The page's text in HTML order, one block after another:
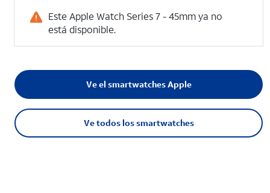
Este Apple Watch Series 7 - 45mm ya no
está disponible.
Ve todos los smartwatches
Ve el smartwatches Apple